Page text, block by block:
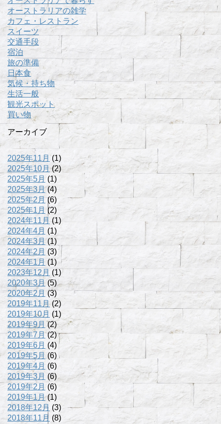
オーストラリアの雑学
カフェ・レストラン
スイーツ
交通手段
宿泊
旅の準備
日本食
気候・持ち物
生活一般
観光スポット
買い物
アーカイブ
2025年11月 (1)
2025年10月(2)
2025年5月 (1)
2025年3月(4)
2025年2月(6)
2025年1月 (2)
2024年11月 (1)
2024年4月 (1)
2024年3月 (1)
2024年2月 (3)
2024年1月 (1)
2023年12月 (1)
2020年3月 (5)
2020年2月 (3)
2019年11月(2)
2019年10月 (1)
2019年9月 (2)
2019年7月(2)
2019年6月 (4)
2019年5月 (6)
2019年4月 (6)
2019年3月 (6)
2019年2月 (6)
2019年1月(1)
2018年12月 (3)
2018年11月 (8)